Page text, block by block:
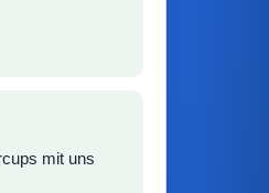
mit uns